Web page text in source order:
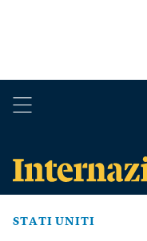
STATI UNITI